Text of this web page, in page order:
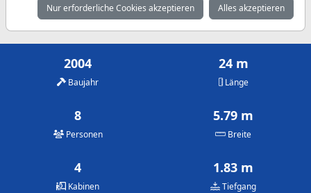
4.900 € 4.550 € 4.200 €
2004
Baujahr
24 m
Länge
8
Personen
5.79 m
Breite
4
Kabinen
1.83 m
Tiefgang
Nur erforderliche Cookies akzeptieren Alles akzeptieren